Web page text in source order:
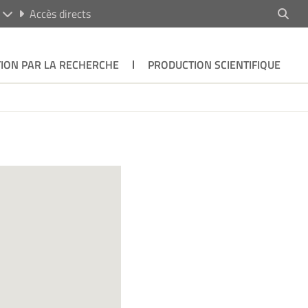
Accès directs
PAR LA RECHERCHE PRODUCTION SCIENTIFIQUE